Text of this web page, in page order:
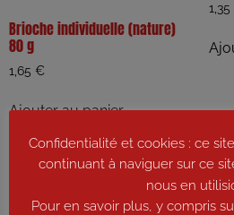
Brioche individuelle (nature)
80 g
1,65 €
Ajouter au panier
1,35
Confidentialité et cookies : ce
continuant à naviguer sur ce
nous en
Pour en savoir plus, y compris